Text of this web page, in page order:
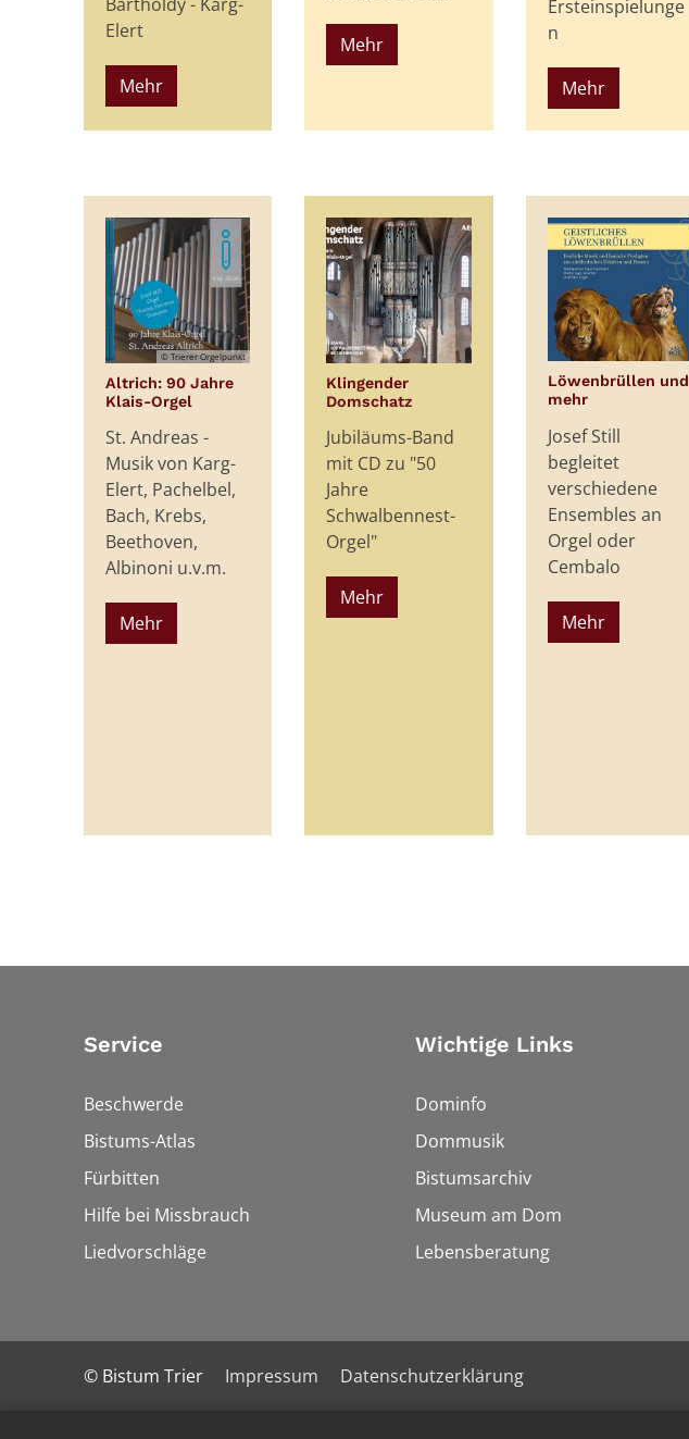
Elert
Mehr
Mehr
Ersteinspielunge
n
Mehr
© Trierer Orgelpunkt
Altrich: 90 Jahre
Klais-Orgel
St. Andreas -
Musik von Karg-
Elert, Pachelbel,
Bach, Krebs,
Beethoven,
Albinoni u.v.m.
Mehr
Klingender
Domschatz:
Jubiläums-Band
mit CD zu "50
Jahre
Schwalbennest-
Orgel"
Mehr
Löwenbrüllen und
mehr:
Josef Still
begleitet
verschiedene
Ensembles an
Orgel oder
Cembalo
Mehr
Service
Beschwerde
Bistums-Atlas
Fürbitten
Hilfe bei Missbrauch
Liedvorschläge
Wichtige Links
Dominfo
Dommusik
Bistumsarchiv
Museum am Dom
Lebensberatung
© Bistum Trier Impressum Datenschutzerklärung